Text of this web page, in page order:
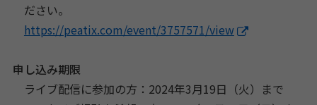
ださい。
https://peatix.com/event/3757571/view
申し込み期限
ライブ配信に参加の方：2024年3月19日（火）まで